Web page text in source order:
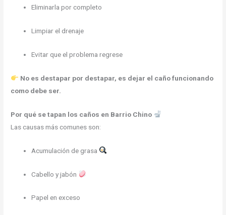
Eliminarla por completo
Limpiar el drenaje
Evitar que el problema regrese
No es destapar por destapar, es dejar el caño funcionando
como debe ser.
Por qué se tapan los caños en Barrio Chino
Las causas más comunes son:
Acumulación de grasa
Cabello y jabón
Papel en exceso